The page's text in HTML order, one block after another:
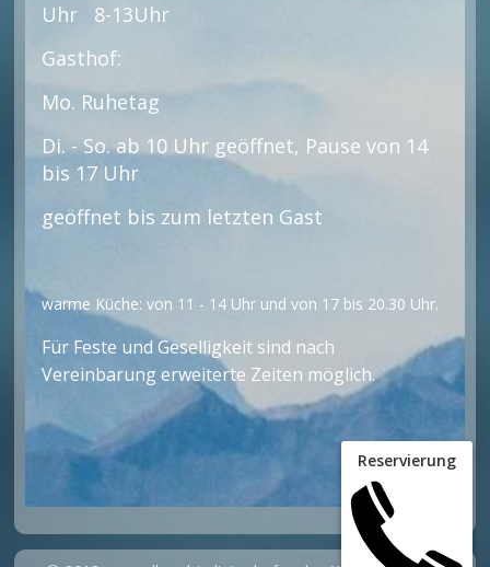
Reservierung
Uhr 8-13Uhr
Gasthof:
Mo. Ruhetag
Di. - So. ab 10 Uhr geöffnet, Pause von 14
bis 17 Uhr
geöffnet bis zum letzten Gast
warme Küche: von 11 - 14 Uhr und von 17 bis 20.30 Uhr.
Für Feste und Geselligkeit sind nach
Vereinbarung erweiterte Zeiten möglich.